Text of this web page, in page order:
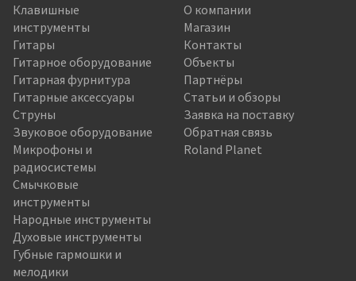
Клавишные
инструменты
Гитары
Гитарное оборудование
Гитарная фурнитура
Гитарные аксессуары
Струны
Звуковое оборудование
Микрофоны и
радиосистемы
Смычковые
инструменты
Народные инструменты
Духовые инструменты
Губные гармошки и
мелодики
О компании
Магазин
Контакты
Объекты
Партнёры
Статьи и обзоры
Заявка на поставку
Обратная связь
Roland Planet